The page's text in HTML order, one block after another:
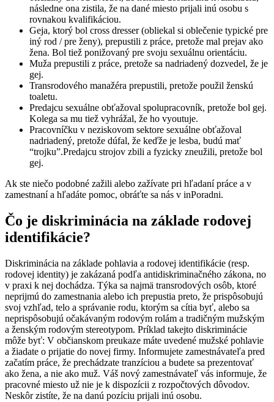
následne ona zistila, že na dané miesto prijali inú osobu s
rovnakou kvalifikáciou.
Geja, ktorý bol cross dresser (obliekal si oblečenie typické pre
iný rod / pre ženy), prepustili z práce, pretože mal prejav ako
žena. Bol tiež ponižovaný pre svoju sexuálnu orientáciu.
Muža prepustili z práce, pretože sa nadriadený dozvedel, že je
gej.
Transrodového manažéra prepustili, pretože použil ženskú
toaletu.
Predajcu sexuálne obťažoval spolupracovník, pretože bol gej.
Kolega sa mu tiež vyhrážal, že ho vyoutuje.
Pracovníčku v neziskovom sektore sexuálne obťažoval
nadriadený, pretože dúfal, že keďže je lesba, budú mať
“trojku”.Predajcu strojov zbili a fyzicky zneužili, pretože bol
gej.
‍Ak ste niečo podobné zažili alebo zažívate pri hľadaní práce a v
zamestnaní a hľadáte pomoc, obráťte sa nás v inPoradni.
Čo je diskriminácia na základe rodovej
identifikácie?
Diskriminácia na základe pohlavia a rodovej identifikácie (resp.
rodovej identity) je zakázaná podľa antidiskriminačného zákona, no
v praxi k nej dochádza. Týka sa najmä transrodových osôb, ktoré
neprijmú do zamestnania alebo ich prepustia preto, že prispôsobujú
svoj vzhľad, telo a správanie rodu, ktorým sa cítia byť, alebo sa
neprispôsobujú očakávaným rodovým rolám a tradičným mužským
a ženským rodovým stereotypom. Príklad takejto diskriminácie
môže byť: V občianskom preukaze máte uvedené mužské pohlavie
a žiadate o prijatie do novej firmy. Informujete zamestnávateľa pred
začatím práce, že prechádzate tranzíciou a budete sa prezentovať
ako žena, a nie ako muž. Váš nový zamestnávateľ vás informuje, že
pracovné miesto už nie je k dispozícii z rozpočtových dôvodov.
Neskôr zistíte, že na danú pozíciu prijali inú osobu.